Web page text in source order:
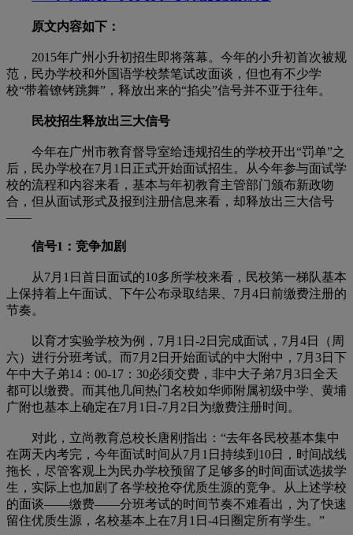
原文内容如下：
2015年广州小升初招生即将落幕。今年的小升初首次被规
范，民办学校和外国语学校禁笔试改面谈，但也有不少学
校“带着镣铐跳舞”，释放出来的“掐尖”信号并不亚于往年。
民校招生释放出三大信号
今年在广州市教育督导室给违规招生的学校开出“罚单”之
后，民办学校在7月1日正式开始面试招生。从今年参与面试学
校的流程和内容来看，基本与年初教育主管部门颁布新政吻
合，但从面试形式及报到注册信息来看，却释放出三大信号
——
信号1：竞争加剧
从7月1日首日面试的10多所学校来看，民校第一梯队基本
上保持着上午面试、下午公布录取结果、7月4日前缴费注册的
节奏。
以育才实验学校为例，7月1日-2日完成面试，7月4日（周
六）进行分班考试。而7月2日开始面试的中大附中，7月3日下
午中大子弟14：00-17：30必须交费，非中大子弟7月3日全天
都可以缴费。而其他几间热门名校如华师附属初级中学、黄埔
广附也基本上确定在7月1日-7月2日为缴费注册时间。
对此，立尚教育总校长唐刚指出：“去年各民校基本集中
在两天内考完，今年面试时间从7月1日持续到10日，时间战线
拖长，尽管客观上为民办学校预留了足够多的时间面试选拔学
生，实际上也加剧了各学校抢夺优质生源的竞争。从上述学校
的面谈——缴费——分班考试的时间节奏不难看出，为了快速
留住优质生源，名校基本上在7月1日-4日圈定所有学生。”